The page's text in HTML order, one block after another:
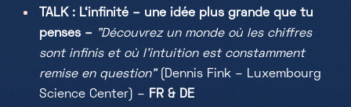
TALK : L‘infinité – une idée plus grande que tu
penses – "Découvrez un monde où les chiffres
sont infinis et où l'intuition est constamment
remise en question"
Dennis Fink – Luxembourg
Science Center) –
FR & DE